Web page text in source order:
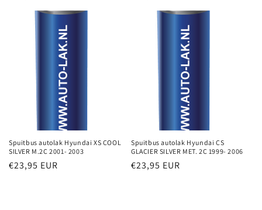
Spuitbus autolak Hyundai XS COOL
SILVER M.2C 2001- 2003
Normale
€23,95 EUR
Spuitbus autolak Hyundai CS
GLACIER SILVER MET. 2C 1999- 2006
Normale
€23,95 EUR